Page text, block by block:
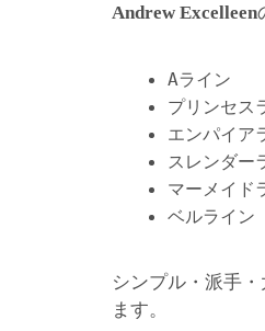
Andrew Excelleen
Aライン
プリンセス
エンパイア
スレンダー
マーメイド
ベルライン
シンプル・派手
ます。